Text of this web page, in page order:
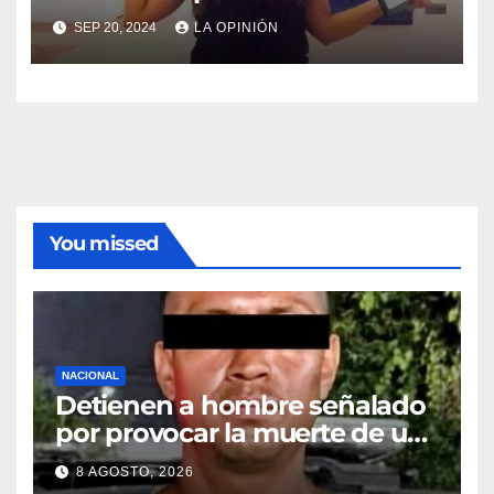
SEP 20, 2024 LA OPINIÓN
You missed
NACIONAL
Detienen a hombre señalado
por provocar la muerte de un
adulto mayor
8 AGOSTO, 2026